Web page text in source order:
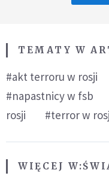
TEMATY W
#akt terroru w rosji
#napastnicy w fsb
rosji
#terror w
WIĘCEJ W: